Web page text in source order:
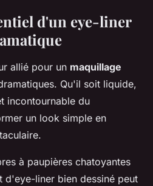
d'un eye-liner
allié pour un maquillage
Qu'il soit liquide,
incontournable du
un look simple en
à paupières chatoyantes
d'eye-liner bien dessiné peut